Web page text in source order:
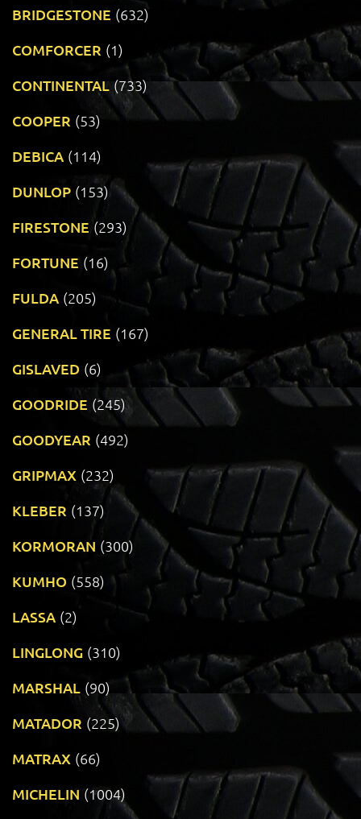
BRIDGESTONE (632)
COMFORCER (1)
CONTINENTAL (733)
COOPER (53)
DEBICA (114)
DUNLOP (153)
FIRESTONE (293)
FORTUNE (16)
FULDA (205)
GENERAL TIRE (167)
GISLAVED (6)
GOODRIDE (245)
GOODYEAR (492)
GRIPMAX (232)
KLEBER (137)
KORMORAN (300)
KUMHO (558)
LASSA (2)
LINGLONG (310)
MARSHAL (90)
MATADOR (225)
MATRAX (66)
MICHELIN (1004)